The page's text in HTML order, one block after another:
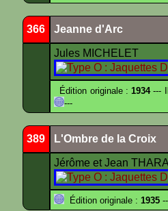
366 Jeanne d'Arc
Jules MICHELET
Édition originale :1934---
---
389 L'Ombre de la Croix
Jérôme et Jean
Édition originale : 1935